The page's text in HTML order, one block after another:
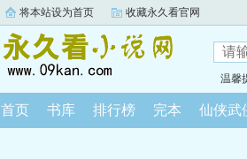
将本站设为首页 收藏永久看官网
温馨
首页 书库 排行榜 完本 仙侠武